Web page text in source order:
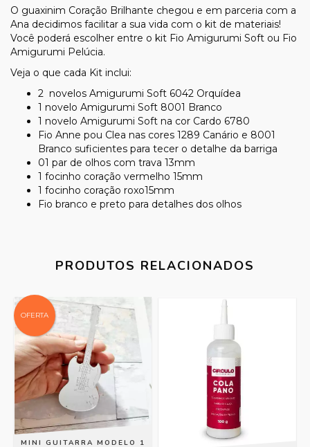
O guaxinim Coração Brilhante chegou e em parceria com a
Ana decidimos facilitar a sua vida com o kit de materiais!
Você poderá escolher entre o kit Fio Amigurumi Soft ou Fio
Amigurumi Pelúcia.
Veja o que cada Kit inclui:
2 novelos Amigurumi Soft 6042 Orquídea
1 novelo Amigurumi Soft 8001 Branco
1 novelo Amigurumi Soft na cor Cardo 6780
Fio Anne pou Clea nas cores 1289 Canário e 8001
Branco suficientes para tecer o detalhe da barriga
01 par de olhos com trava 13mm
1 focinho coração vermelho 15mm
1 focinho coração roxo15mm
Fio branco e preto para detalhes dos olhos
PRODUTOS RELACIONADOS
OFERTA
MINI GUITARRA MODELO 1